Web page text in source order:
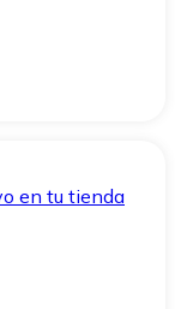
en tu tienda